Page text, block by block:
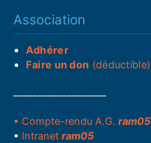
Association
Adhérer
Faire un don (déductible)
• Compte-rendu A.G.ram05
• Intranetram05